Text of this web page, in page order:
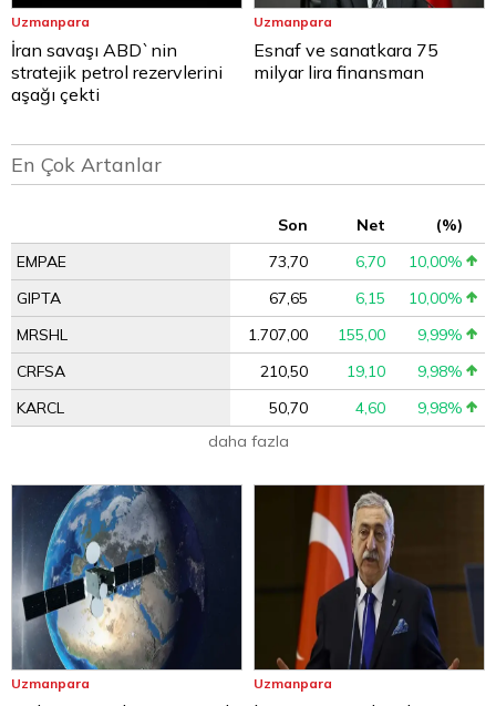
Uzmanpara
İran savaşı ABD`nin
stratejik petrol rezervlerini
aşağı çekti
Uzmanpara
Esnaf ve sanatkara 75
milyar lira finansman
En Çok Artanlar
Son Net
(%)
EMPAE
73,70 6,70
10,00%
GIPTA
67,65 6,15
10,00%
MRSHL
1.707,00 155,00
9,99%
CRFSA
210,50 19,10
9,98%
KARCL
50,70 4,60
9,98%
daha fazla
Uzmanpara Uzmanpara